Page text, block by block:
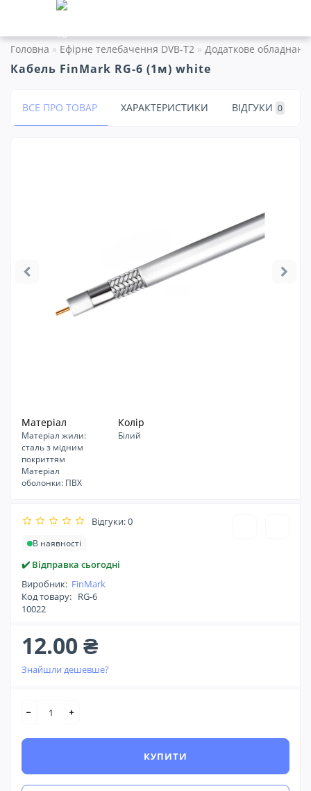
Головна Ефірне телебачення DVB-T2 Додаткове
Кабель FinMark RG-6 (1м) white
ВСЕ ПРО ТОВАР ХАРАКТЕРИСТИКИ ВІДГУКИ 0
Матеріал
Матеріал жили:
сталь з мідним
покриттям
Матеріал
оболонки: ПВХ
Колір
Білий
Відгуки: 0
В наявності
✔️ Відправка сьогодні
Виробник: FinMark
Код товару: RG-6
10022
12.00 ₴
Знайшли дешевше?
КУПИТИ